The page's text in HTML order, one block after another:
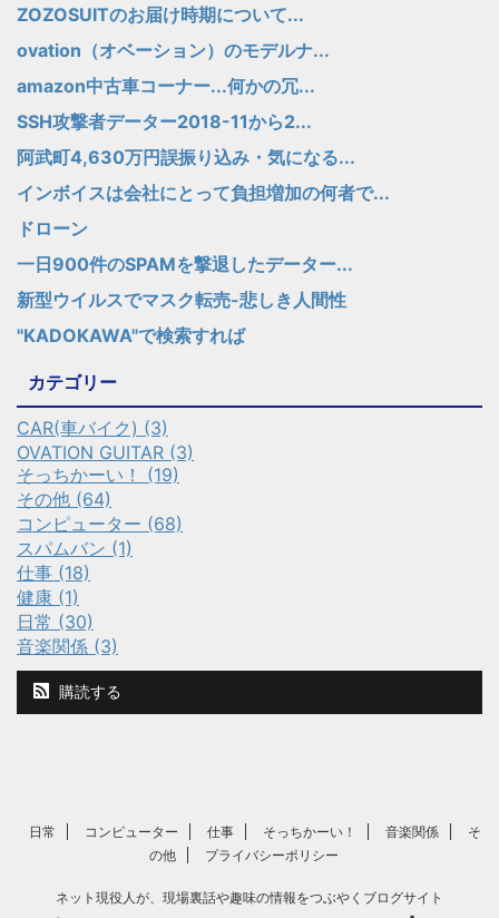
ZOZOSUITのお届け時期について...
ovation（オベーション）のモデルナ...
amazon中古車コーナー...何かの冗...
SSH攻撃者データー2018-11から2...
阿武町4,630万円誤振り込み・気になる...
インボイスは会社にとって負担増加の何者で...
ドローン
一日900件のSPAMを撃退したデーター...
新型ウイルスでマスク転売-悲しき人間性
"KADOKAWA"で検索すれば
カテゴリー
CAR(車バイク) (3)
OVATION GUITAR (3)
そっちかーい！ (19)
その他 (64)
コンピューター (68)
スパムバン (1)
仕事 (18)
健康 (1)
日常 (30)
音楽関係 (3)
購読する
日常 コンピューター 仕事 そっちかーい！ 音楽関係
そ
の他
プライバシーポリシー
ネット現役人が、現場裏話や趣味の情報をつぶやくブログサイト